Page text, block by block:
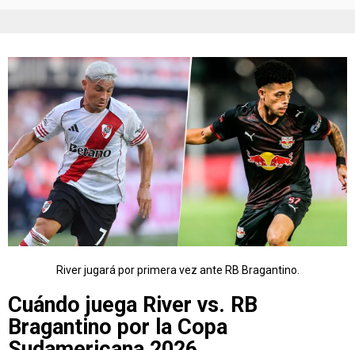
River jugará por primera vez ante RB Bragantino.
Cuándo juega River vs. RB
Bragantino por la Copa